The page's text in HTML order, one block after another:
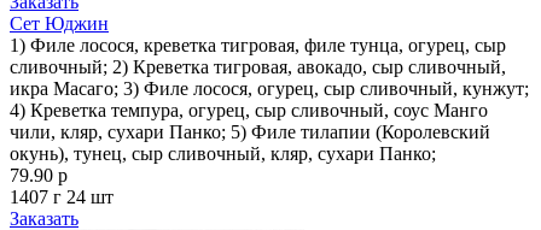
Сет Юджин
1) Филе лосося, креветка тигровая, филе тунца, огурец, сыр
сливочный; 2) Креветка тигровая, авокадо, сыр сливочный,
икра Масаго; 3) Филе лосося, огурец, сыр сливочный, кунжут;
4) Креветка темпура, огурец, сыр сливочный, соус Манго
чили, кляр, сухари Панко; 5) Филе тилапии (Королевский
окунь), тунец, сыр сливочный, кляр, сухари Панко;
79.90 р
1407 г 24 шт
Заказать